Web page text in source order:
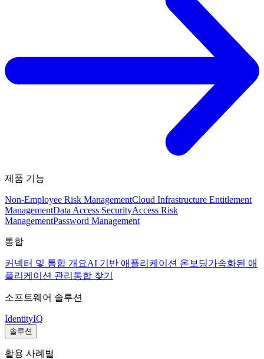
제품 기능
Non-Employee Risk ManagementCloud Infrastructure Entitlement
ManagementData Access SecurityAccess Risk
ManagementPassword Management
통합
커넥터 및 통합 개요AI 기반 애플리케이션 온보딩가속화된 애
플리케이션 관리 통합 찾기
소프트웨어 솔루션
IdentityIQ
솔루션
활용 사례별